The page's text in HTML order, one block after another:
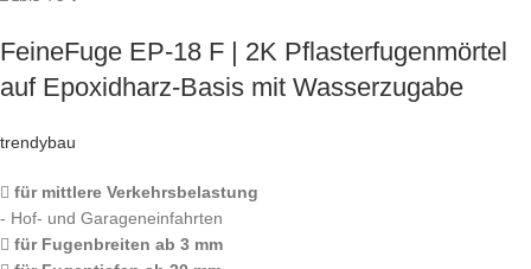
FeineFuge EP-18 F | 2K Pflasterfugenmörtel
auf Epoxidharz-Basis mit Wasserzugabe
trendybau
für mittlere Verkehrsbelastung
- Hof- und Garageneinfahrten
für Fugenbreiten ab 3 mm